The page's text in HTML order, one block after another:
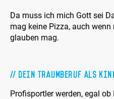
Da muss ich mich Gott sei
mag keine Pizza, auch
glauben mag.
Dein Traumberuf als
Profisportler werden, egal